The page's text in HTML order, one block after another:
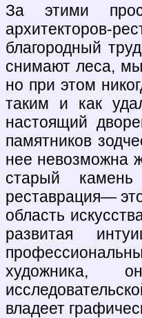
За этими
благородный
снимают леса,
но при этом
таким и как
настоящий
памятников
нее невозможна
старый
реставрация—
область
развитая
художника,
владеет